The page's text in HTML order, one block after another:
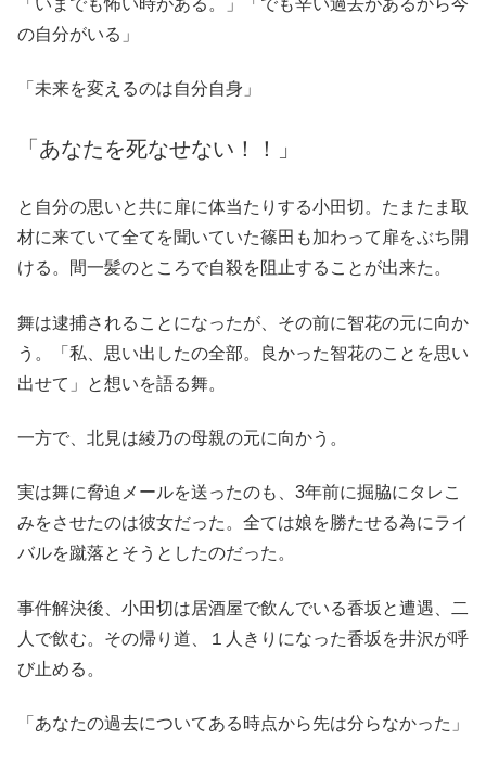
「いまでも怖い時がある。」「でも辛い過去があるから今
の自分がいる」
「未来を変えるのは自分自身」
「あなたを死なせない！！」
と自分の思いと共に扉に体当たりする小田切。たまたま取
材に来ていて全てを聞いていた篠田も加わって扉をぶち開
ける。間一髪のところで自殺を阻止することが出来た。
舞は逮捕されることになったが、その前に智花の元に向か
う。「私、思い出したの全部。良かった智花のことを思い
出せて」と想いを語る舞。
一方で、北見は綾乃の母親の元に向かう。
実は舞に脅迫メールを送ったのも、3年前に掘脇にタレこ
みをさせたのは彼女だった。全ては娘を勝たせる為にライ
バルを蹴落とそうとしたのだった。
事件解決後、小田切は居酒屋で飲んでいる香坂と遭遇、二
人で飲む。その帰り道、１人きりになった香坂を井沢が呼
び止める。
「あなたの過去についてある時点から先は分らなかった」